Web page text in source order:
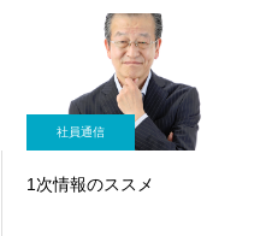
社員通信
1次情報のススメ